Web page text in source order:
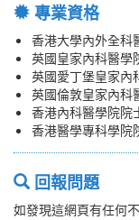
專業資格
香港大學內外全科
英國皇家內科醫學
英國愛丁堡皇家內
英國倫敦皇家內科
香港內科醫學院院
香港醫學專科學院
回報問題
如發現這網頁有任何